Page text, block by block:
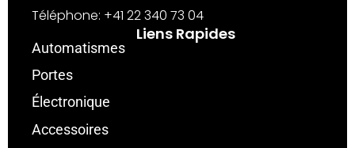
Téléphone: +41 22 340 73 04
Liens Rapides
Automatismes
Portes
Électronique
Accessoires